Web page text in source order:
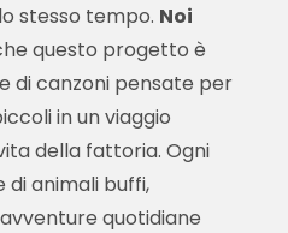
stesso tempo. Noi
questo progetto è
di canzoni pensate per
in un viaggio
della fattoria. Ogni
animali buffi,
quotidiane